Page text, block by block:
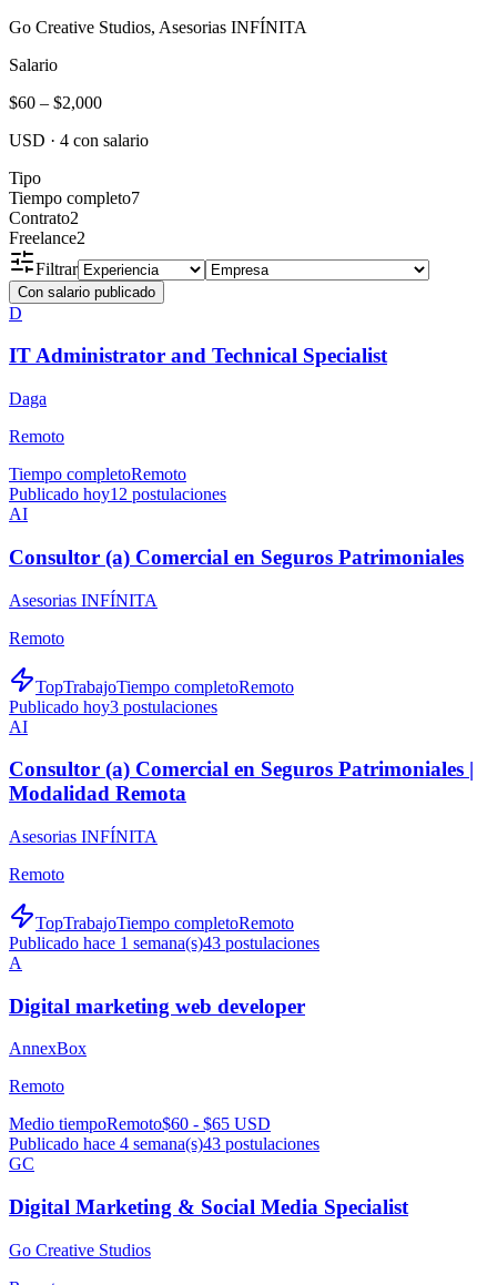
Go Creative Studios, Asesorias INFÍNITA
Salario
$60 – $2,000
USD · 4 con salario
Tipo
Tiempo completo7
Contrato2
Freelance2
Filtrar
Con salario publicado
D
IT Administrator and Technical Specialist
Daga
Remoto
Tiempo completoRemoto
Publicado hoy12 postulaciones
AI
Consultor (a) Comercial en Seguros Patrimoniales
Asesorias INFÍNITA
Remoto
TopTrabajoTiempo completoRemoto
Publicado hoy3 postulaciones
AI
Consultor (a) Comercial en Seguros Patrimoniales |
Modalidad Remota
Asesorias INFÍNITA
Remoto
TopTrabajoTiempo completoRemoto
Publicado hace 1 semana(s)43 postulaciones
A
Digital marketing web developer
AnnexBox
Remoto
Medio tiempoRemoto$60 - $65 USD
Publicado hace 4 semana(s)43 postulaciones
GC
Digital Marketing & Social Media Specialist
Go Creative Studios